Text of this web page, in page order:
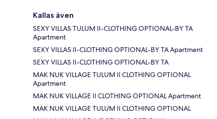
Kallas även
SEXY VILLAS TULUM II-CLOTHING OPTIONAL-BY TA
Apartment
SEXY VILLAS II-CLOTHING OPTIONAL-BY TA Apartment
SEXY VILLAS II-CLOTHING OPTIONAL-BY TA
MAK NUK VILLAGE TULUM II CLOTHING OPTIONAL
Apartment
MAK NUK VILLAGE II CLOTHING OPTIONAL Apartment
MAK NUK VILLAGE TULUM II CLOTHING OPTIONAL